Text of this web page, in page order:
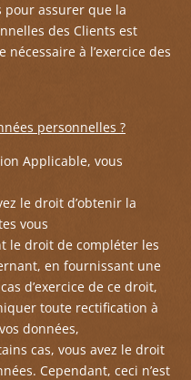
assurer que la
des Clients est
à l’exercice des
personnelles ?
Applicable, vous
le droit d’obtenir la
vous
le droit de compléter les
en fournissant une
cas d’exercice de ce droit,
toute rectification à
données,
cas, vous avez le droit
Cependant, ceci n’est